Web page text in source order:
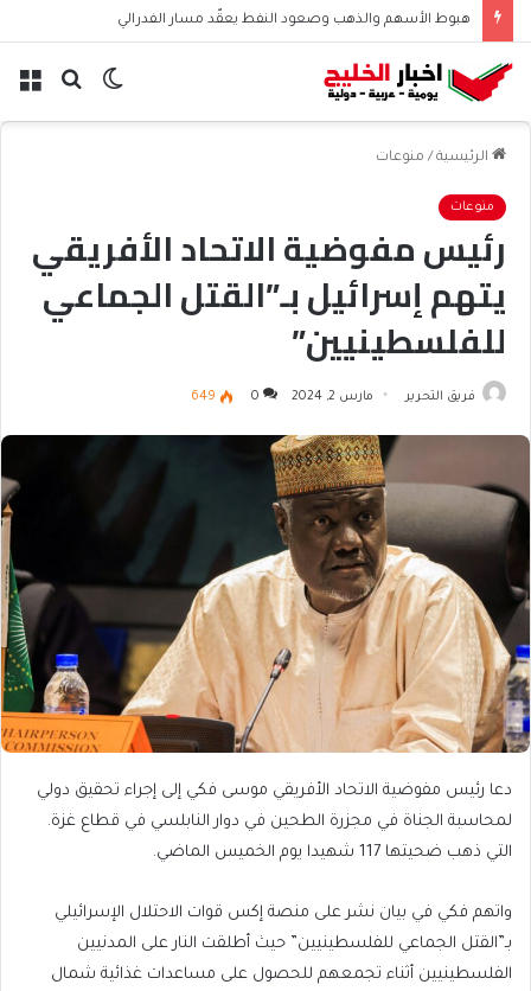
هبوط الأسهم والذهب وصعود النفط يعقّد مسار الفدرالي
بحث الوضع
الرئيسية / منوعات
منوعات
رئيس مفوضية الاتحاد الأفريقي
يتهم إسرائيل بـ”القتل الجماعي
للفلسطينيين”
فريق التحرير مارس 2, 2024 0
649
دعا رئيس مفوضية الاتحاد الأفريقي موسى فكي إلى إجراء تحقيق دولي
لمحاسبة الجناة في مجزرة الطحين في دوار النابلسي في قطاع غزة.
التي ذهب ضحيتها 117 شهيدا يوم الخميس الماضي.
واتهم فكي في بيان نشر على منصة إكس قوات الاحتلال الإسرائيلي
بـ”القتل الجماعي للفلسطينيين” حيث أطلقت النار على المدنيين
الفلسطينيين أثناء تجمعهم للحصول على مساعدات غذائية شمال